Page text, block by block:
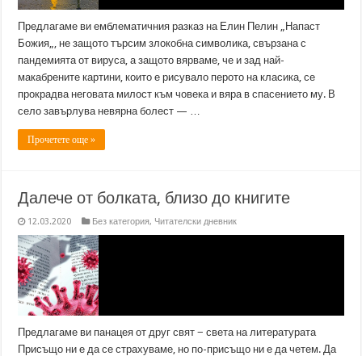
Предлагаме ви емблематичния разказ на Елин Пелин „Напаст
Божия„, не защото търсим злокобна символика, свързана с
пандемията от вируса, а защото вярваме, че и зад най-
макабрените картини, които е рисувало перото на класика, се
прокрадва неговата милост към човека и вяра в спасението му. В
село завърлува невярна болест — …
Прочетете още »
Далече от болката, близо до книгите
12.03.2020 Без категория, Читателски дневник
Предлагаме ви панацея от друг свят − света на литературата
Присъщо ни е да се страхуваме, но по-присъщо ни е да четем. Да